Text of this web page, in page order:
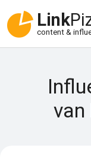
Link
content &
van